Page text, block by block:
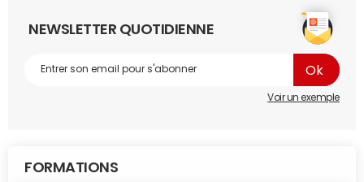
NEWSLETTER QUOTIDIENNE
Voir un exemple
FORMATIONS